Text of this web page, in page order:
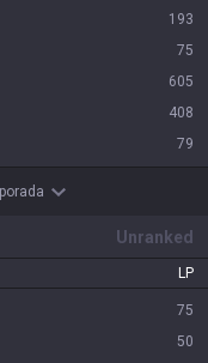
193
75
605
408
79
Unranked
LP
75
50